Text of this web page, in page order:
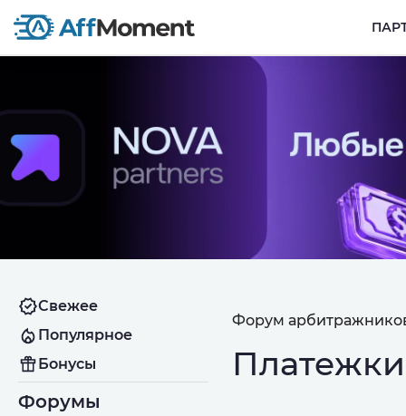
Свежее
Популярное
Бонусы
Форумы
Форум